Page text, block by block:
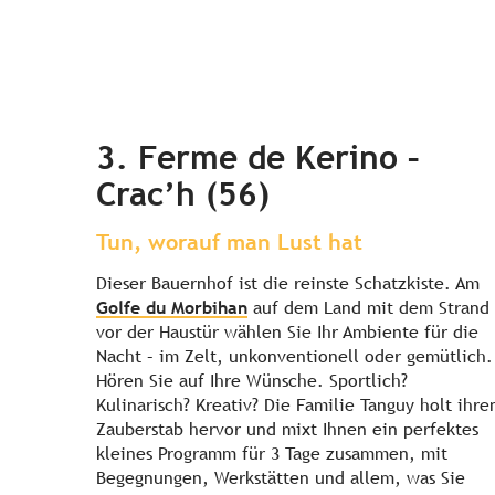
3. Ferme de Kerino –
Crac’h (56)
Tun, worauf man Lust hat
Dieser Bauernhof ist die reinste Schatzkiste. Am
Golfe du Morbihan auf dem Land mit dem Strand
vor der Haustür wählen Sie Ihr Ambiente für die
Nacht – im Zelt, unkonventionell oder gemütlich.
Hören Sie auf Ihre Wünsche. Sportlich?
Kulinarisch? Kreativ? Die Familie Tanguy holt
Zauberstab hervor und mixt Ihnen ein perfektes
kleines Programm für 3 Tage zusammen, mit
Begegnungen, Werkstätten und allem, was Sie